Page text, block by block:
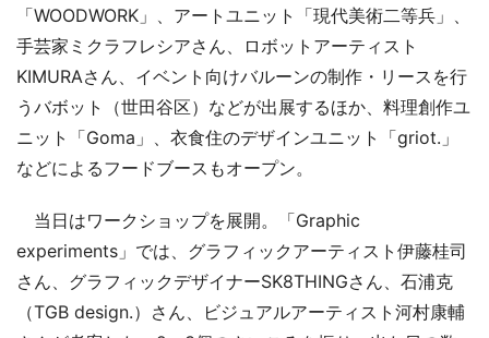
「WOODWORK」、アートユニット「現代美術二等兵」、
手芸家ミクラフレシアさん、ロボットアーティスト
KIMURAさん、イベント向けバルーンの制作・リースを行
うバボット（世田谷区）などが出展するほか、料理創作ユ
ニット「Goma」、衣食住のデザインユニット「griot.」
などによるフードブースもオープン。
当日はワークショップを展開。「Graphic
experiments」では、グラフィックアーティスト伊藤桂司
さん、グラフィックデザイナーSK8THINGさん、石浦克
（TGB design.）さん、ビジュアルアーティスト河村康輔